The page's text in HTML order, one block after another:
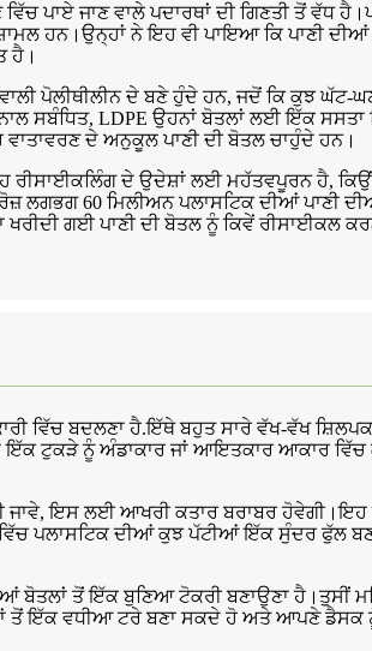
ਪਾਏ ਜਾਣ ਵਾਲੇ ਪਦਾਰਥਾਂ ਦੀ ਗਿਣਤੀ ਤੋਂ ਵੱਧ
ਹਨ।ਉਨ੍ਹਾਂ ਨੇ ਇਹ ਵੀ ਪਾਇਆ ਕਿ ਪਾਣੀ ਦੀਆਂ
ਹੈ।
ਪੋਲੀਥੀਲੀਨ ਦੇ ਬਣੇ ਹੁੰਦੇ ਹਨ, ਜਦੋਂ ਕਿ ਕੁਝ ਘੱਟ-
ਸਬੰਧਿਤ, LDPE ਉਹਨਾਂ ਬੋਤਲਾਂ ਲਈ ਇੱਕ ਸਸਤਾ
ਦੇ ਅਨੁਕੂਲ ਪਾਣੀ ਦੀ ਬੋਤਲ ਚਾਹੁੰਦੇ ਹਨ।
ਰੀਸਾਈਕਲਿੰਗ ਦੇ ਉਦੇਸ਼ਾਂ ਲਈ ਮਹੱਤਵਪੂਰਨ ਹੈ,
ਲਗਭਗ 60 ਮਿਲੀਅਨ ਪਲਾਸਟਿਕ ਦੀਆਂ ਪਾਣੀ
ਗਈ ਪਾਣੀ ਦੀ ਬੋਤਲ ਨੂੰ ਕਿਵੇਂ ਰੀਸਾਈਕਲ
ਵਿੱਚ ਬਦਲਣਾ ਹੈ.ਇੱਥੇ ਬਹੁਤ ਸਾਰੇ ਵੱਖ-ਵੱਖ
ਟੁਕੜੇ ਨੂੰ ਅੰਡਾਕਾਰ ਜਾਂ ਆਇਤਕਾਰ ਆਕਾਰ
ਜਾਵੇ, ਇਸ ਲਈ ਆਖਰੀ ਕਤਾਰ ਬਰਾਬਰ
ਪਲਾਸਟਿਕ ਦੀਆਂ ਕੁਝ ਪੱਟੀਆਂ ਇੱਕ ਸੁੰਦਰ ਫੁੱਲ
ਬੋਤਲਾਂ ਤੋਂ ਇੱਕ ਬੁਣਿਆ ਟੋਕਰੀ ਬਣਾਉਣਾ ਹੈ।ਤੁਸੀਂ
ਤੋਂ ਇੱਕ ਵਧੀਆ ਟਰੇ ਬਣਾ ਸਕਦੇ ਹੋ ਅਤੇ ਆਪਣੇ